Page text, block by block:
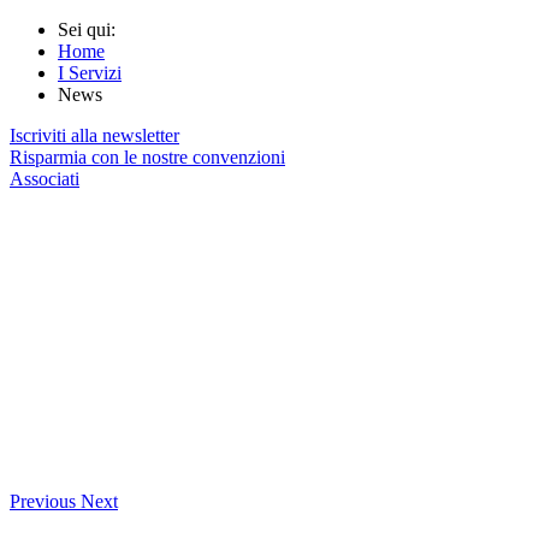
Sei qui:
Home
I Servizi
News
Iscriviti alla newsletter
Risparmia con le nostre convenzioni
Associati
Previous Next